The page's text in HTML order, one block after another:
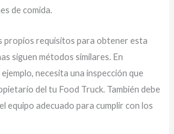
de comida.
propios requisitos para obtener esta
siguen métodos similares. En
necesita una inspección que
del tu Food Truck. También debe
equipo adecuado para cumplir con los